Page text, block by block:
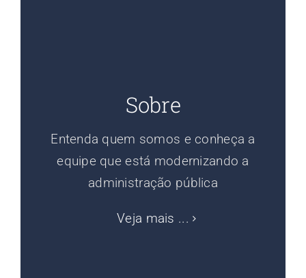
Sobre
Entenda quem somos e conheça a
equipe que está modernizando a
administração pública
Veja mais ...